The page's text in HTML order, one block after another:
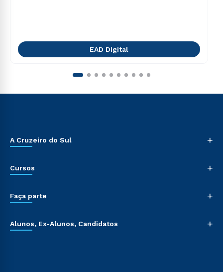
EAD Digital
A Cruzeiro do Sul +
Cursos +
Faça parte +
Alunos, Ex-Alunos, Candidatos +